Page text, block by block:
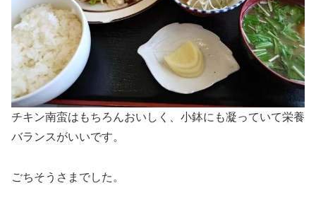
チキン南蛮はもちろんおいしく、小鉢にも凝っていて栄養
バランスがいいです。
ごちそうさまでした。